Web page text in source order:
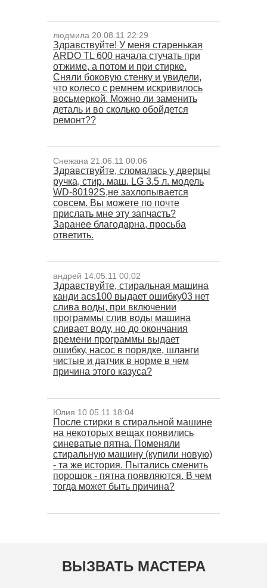
людмила 20.08.11 22:29
Здравствуйте! У меня старенькая
ARDO TL 600 начала стучать при
отжиме, а потом и при стирке.
Сняли боковую стенку и увидели,
что колесо с ремнем искривилось
восьмеркой. Можно ли заменить
деталь и во сколько обойдется
ремонт??
Снежана 21.06.11 00:06
Здравствуйте, сломалась у дверцы
ручка, стир. маш. LG 3.5 л. модель
WD-80192S,не захлопывается
совсем. Вы можете по почте
прислать мне эту запчасть?
Заранее благодарна, просьба
ответить.
андрей 14.05.11 00:02
Здравствуйте, стиральная машина
канди acs100 выдает ошибку03 нет
слива воды, при включении
программы слив воды машина
сливает воду, но до окончания
времени программы выдает
ошибку, насос в порядке, шланги
чистые и датчик в норме в чем
причина этого казуса?
Юлия 10.05.11 18:04
После стирки в стиральной машине
на некоторых вещах появились
синеватые пятна. Поменяли
стиральную машину (купили новую)
- та же история. Пытались сменить
порошок - пятна появляются. В чем
тогда может быть причина?
ВЫЗВАТЬ МАСТЕРА